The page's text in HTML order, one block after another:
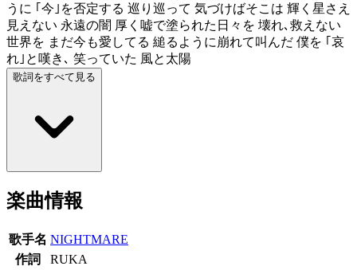
うに ｢今｣を否定する 巡り巡って 気づけばそこは 輝く星さえ
見えない 永遠の闇 厚く嘘で塗られた日々を 壊れ､救えない
世界を まだ今も愛してる 縋るように崩れて叫んだ 僕を ｢哀
れ｣と嘆き､ 笑っていた 風と太陽
歌詞をすべて見る
楽曲情報
歌手名 NIGHTMARE
作詞
RUKA